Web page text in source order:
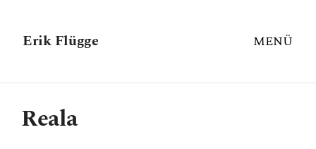
Erik Flügge MENÜ
Reala